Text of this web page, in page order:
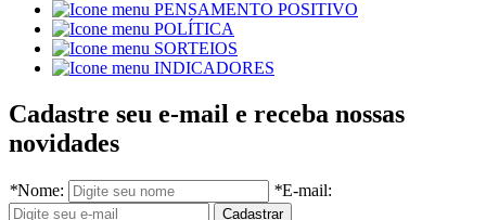
PENSAMENTO POSITIVO
POLÍTICA
SORTEIOS
INDICADORES
Cadastre seu e-mail e receba nossas
novidades
*Nome: *E-mail: